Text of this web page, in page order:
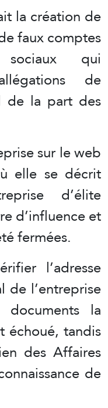
la création de
faux comptes
qui
de
de la part des
sur le web
elle se décrit
d’élite
d’influence et
fermées.
l’adresse
de l’entreprise
la
échoué, tandis
des Affaires
de